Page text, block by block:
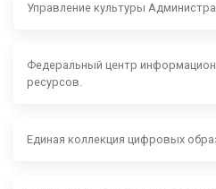
Управление культуры
Федеральный центр
ресурсов.
Единая коллекция цифровых